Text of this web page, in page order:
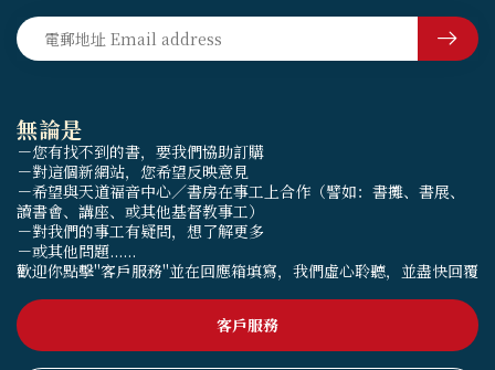
無論是
－您有找不到的書，要我們協助訂購
－對這個新網站，您希望反映意見
－希望與天道福音中心／書房在事工上合作（譬如：書攤、書展、
讀書會、講座、或其他基督教事工）
－對我們的事工有疑問，想了解更多
－或其他問題......
歡迎你點擊"客戶服務"並在回應箱填寫，我們虛心聆聽，並盡快回覆
客戶服務